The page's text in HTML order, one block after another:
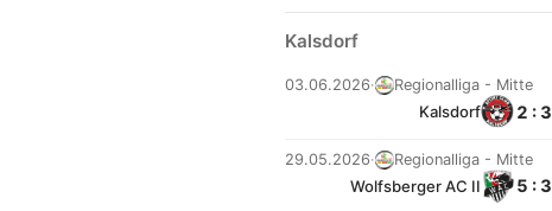
Kalsdorf
03.06.2026· Regionalliga - Mitte
Kalsdorf 2 : 3
29.05.2026· Regionalliga - Mitte
Wolfsberger AC II 5 : 3